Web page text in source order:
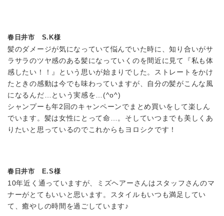
春日井市 S.K様
髪のダメージが気になっていて悩んでいた時に、知り合いがサ
ラサラのツヤ感のある髪になっていくのを間近に見て『私も体
感したい！！』という思いが始まりでした。ストレートをかけ
たときの感動は今でも味わっていますが、自分の髪がこんな風
になるんだ…という実感を…(^o^)
シャンプーも年2回のキャンペーンでまとめ買いをして楽しん
でいます。髪は女性にとって命…。そしていつまでも美しくあ
りたいと思っているのでこれからもヨロシクです！
春日井市 E.S様
10年近く通っていますが、ミズヘアーさんはスタッフさんのマ
ナーがとてもいいと思います。スタイルもいつも満足してい
て、癒やしの時間を過ごしています♪